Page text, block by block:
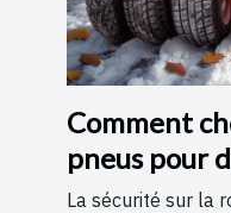
Comment
pneus pour
?
La sécurité sur la